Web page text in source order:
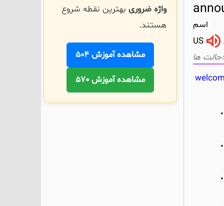
اسم
US
واژه ضروری بهترین نقطه شروع
هستند.
مشاهده آموزش 504
مشاهده آموزش 570